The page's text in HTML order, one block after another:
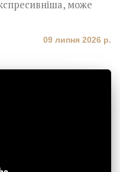
може
09 липня 2026 р.